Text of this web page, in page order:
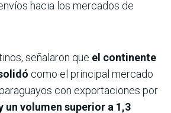
hacia los mercados de
señalaron que el continente
como el principal mercado
con exportaciones por
un volumen superior a 1,3